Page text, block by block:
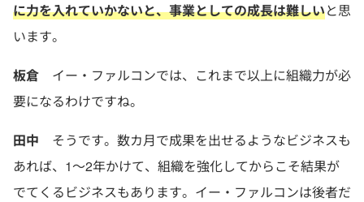
に力を入れていかないと、事業としての成長は難しいと思
います。
板倉 イー・ファルコンでは、これまで以上に組織力が必
要になるわけですね。
田中 そうです。数カ月で成果を出せるようなビジネスも
あれば、1〜2年かけて、組織を強化してからこそ結果が
でてくるビジネスもあります。イー・ファルコンは後者だ